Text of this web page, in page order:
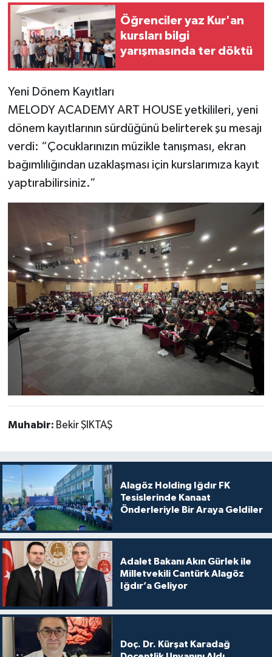
Öğrenciler yaz Kur'an
kursları bilgi
yarışmasında ter döktü
Yeni Dönem Kayıtları
MELODY ACADEMY ART HOUSE yetkilileri, yeni
dönem kayıtlarının sürdüğünü belirterek şu mesajı
verdi: “Çocuklarınızın müzikle tanışması, ekran
bağımlılığından uzaklaşması için kurslarımıza kayıt
yaptırabilirsiniz.”
Muhabir: Bekir ŞIKTAŞ
Alagöz Holding Iğdır FK
Tesislerinde Kanaat
Önderleriyle Bir Araya Geldiler
Adalet Bakanı Akın Gürlek ile
Milletvekili Cantürk Alagöz
Iğdır’a Geliyor
Doç. Dr. Kürşat Karadağ